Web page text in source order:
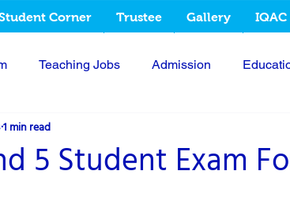
Corner Trustee Gallery IQAC
Teaching Jobs Admission
ID
5 Student Exam
1 min read